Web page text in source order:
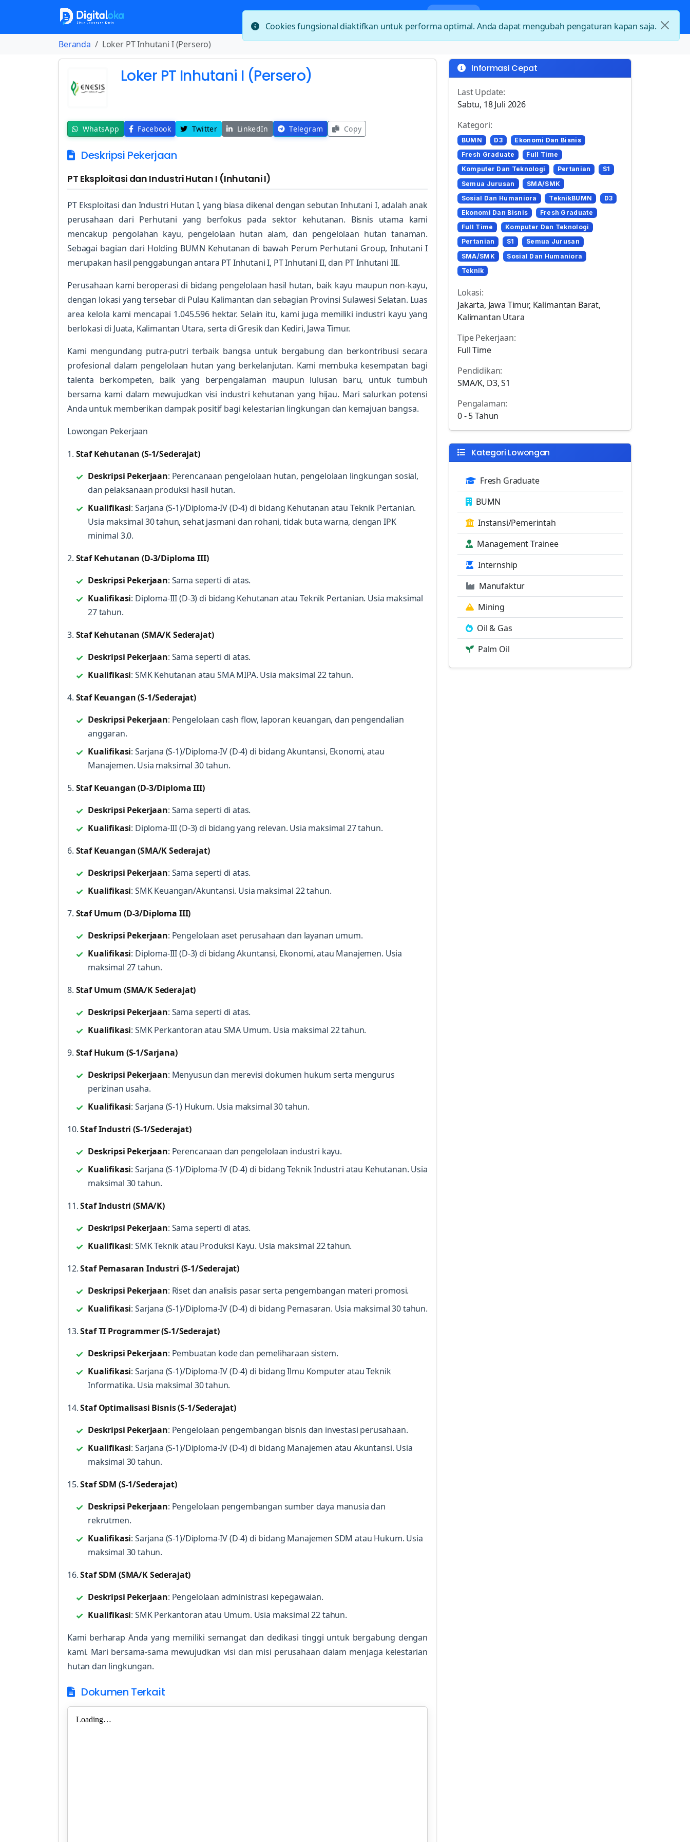
Beranda Loker PT Inhutani I (Persero)
Loker PT Inhutani I (Persero)
WhatsApp Facebook Twitter LinkedIn Telegram Copy
Deskripsi Pekerjaan
PT Eksploitasi dan Industri Hutan I (Inhutani I)
PT Eksploitasi dan Industri Hutan I, yang biasa dikenal dengan sebutan Inhutani I, adalah anak
perusahaan dari Perhutani yang berfokus pada sektor kehutanan. Bisnis utama kami
mencakup pengolahan kayu, pengelolaan hutan alam, dan pengelolaan hutan tanaman.
Sebagai bagian dari Holding BUMN Kehutanan di bawah Perum Perhutani Group, Inhutani I
merupakan hasil penggabungan antara PT Inhutani I, PT Inhutani II, dan PT Inhutani III.
Perusahaan kami beroperasi di bidang pengelolaan hasil hutan, baik kayu maupun non-kayu,
dengan lokasi yang tersebar di Pulau Kalimantan dan sebagian Provinsi Sulawesi Selatan. Luas
area kelola kami mencapai 1.045.596 hektar. Selain itu, kami juga memiliki industri kayu yang
berlokasi di Juata, Kalimantan Utara, serta di Gresik dan Kediri, Jawa Timur.
Kami mengundang putra-putri terbaik bangsa untuk bergabung dan berkontribusi secara
profesional dalam pengelolaan hutan yang berkelanjutan. Kami membuka kesempatan bagi
talenta berkompeten, baik yang berpengalaman maupun lulusan baru, untuk tumbuh
bersama kami dalam mewujudkan visi industri kehutanan yang hijau. Mari salurkan potensi
Anda untuk memberikan dampak positif bagi kelestarian lingkungan dan kemajuan bangsa.
Lowongan Pekerjaan
1. Staf Kehutanan (S-1/Sederajat)
Deskripsi Pekerjaan: Perencanaan pengelolaan hutan, pengelolaan lingkungan sosial,
dan pelaksanaan produksi hasil hutan.
Kualifikasi: Sarjana (S-1)/Diploma-IV (D-4) di bidang Kehutanan atau Teknik Pertanian.
Usia maksimal 30 tahun, sehat jasmani dan rohani, tidak buta warna, dengan IPK
minimal 3.0.
2. Staf Kehutanan (D-3/Diploma III)
Deskripsi Pekerjaan: Sama seperti di atas.
Kualifikasi: Diploma-III (D-3) di bidang Kehutanan atau Teknik Pertanian. Usia maksimal
27 tahun.
3. Staf Kehutanan (SMA/K Sederajat)
Deskripsi Pekerjaan: Sama seperti di atas.
Kualifikasi: SMK Kehutanan atau SMA MIPA. Usia maksimal 22 tahun.
4. Staf Keuangan (S-1/Sederajat)
Deskripsi Pekerjaan: Pengelolaan cash flow, laporan keuangan, dan pengendalian
anggaran.
Kualifikasi: Sarjana (S-1)/Diploma-IV (D-4) di bidang Akuntansi, Ekonomi, atau
Manajemen. Usia maksimal 30 tahun.
5. Staf Keuangan (D-3/Diploma III)
Deskripsi Pekerjaan: Sama seperti di atas.
Kualifikasi: Diploma-III (D-3) di bidang yang relevan. Usia maksimal 27 tahun.
6. Staf Keuangan (SMA/K Sederajat)
Deskripsi Pekerjaan: Sama seperti di atas.
Kualifikasi: SMK Keuangan/Akuntansi. Usia maksimal 22 tahun.
7. Staf Umum (D-3/Diploma III)
Deskripsi Pekerjaan: Pengelolaan aset perusahaan dan layanan umum.
Kualifikasi: Diploma-III (D-3) di bidang Akuntansi, Ekonomi, atau Manajemen. Usia
maksimal 27 tahun.
8. Staf Umum (SMA/K Sederajat)
Deskripsi Pekerjaan: Sama seperti di atas.
Kualifikasi: SMK Perkantoran atau SMA Umum. Usia maksimal 22 tahun.
9. Staf Hukum (S-1/Sarjana)
Deskripsi Pekerjaan: Menyusun dan merevisi dokumen hukum serta mengurus
perizinan usaha.
Kualifikasi: Sarjana (S-1) Hukum. Usia maksimal 30 tahun.
10.Staf Industri (S-1/Sederajat)
Deskripsi Pekerjaan: Perencanaan dan pengelolaan industri kayu.
Kualifikasi: Sarjana (S-1)/Diploma-IV (D-4) di bidang Teknik Industri atau Kehutanan. Usia
maksimal 30 tahun.
11.Staf Industri (SMA/K)
Deskripsi Pekerjaan: Sama seperti di atas.
Kualifikasi: SMK Teknik atau Produksi Kayu. Usia maksimal 22 tahun.
12.Staf Pemasaran Industri (S-1/Sederajat)
Deskripsi Pekerjaan: Riset dan analisis pasar serta pengembangan materi promosi.
Kualifikasi: Sarjana (S-1)/Diploma-IV (D-4) di bidang Pemasaran. Usia maksimal 30 tahun.
13.Staf TI Programmer (S-1/Sederajat)
Deskripsi Pekerjaan: Pembuatan kode dan pemeliharaan sistem.
Kualifikasi: Sarjana (S-1)/Diploma-IV (D-4) di bidang Ilmu Komputer atau Teknik
Informatika. Usia maksimal 30 tahun.
14.Staf Optimalisasi Bisnis (S-1/Sederajat)
Deskripsi Pekerjaan: Pengelolaan pengembangan bisnis dan investasi perusahaan.
Kualifikasi: Sarjana (S-1)/Diploma-IV (D-4) di bidang Manajemen atau Akuntansi. Usia
maksimal 30 tahun.
15.Staf SDM (S-1/Sederajat)
Deskripsi Pekerjaan: Pengelolaan pengembangan sumber daya manusia dan
rekrutmen.
Kualifikasi: Sarjana (S-1)/Diploma-IV (D-4) di bidang Manajemen SDM atau Hukum. Usia
maksimal 30 tahun.
16.Staf SDM (SMA/K Sederajat)
Deskripsi Pekerjaan: Pengelolaan administrasi kepegawaian.
Kualifikasi: SMK Perkantoran atau Umum. Usia maksimal 22 tahun.
Kami berharap Anda yang memiliki semangat dan dedikasi tinggi untuk bergabung dengan
kami. Mari bersama-sama mewujudkan visi dan misi perusahaan dalam menjaga kelestarian
hutan dan lingkungan.
Dokumen Terkait
Informasi Cepat
Last Update:
Sabtu, 18 Juli 2026
Kategori:
BUMN D3
Ekonomi Dan Bisnis
Fresh Graduate
Full Time
Komputer Dan Teknologi
Pertanian
S1
Semua Jurusan
SMA/SMK
Sosial Dan Humaniora
TeknikBUMN
D3
Ekonomi Dan Bisnis
Fresh Graduate
Full Time
Komputer Dan Teknologi
Pertanian
S1
Semua Jurusan
SMA/SMK
Sosial Dan Humaniora
Teknik
Lokasi:
Jakarta, Jawa Timur, Kalimantan Barat,
Kalimantan Utara
Tipe Pekerjaan:
Full Time
Pendidikan:
SMA/K, D3, S1
Pengalaman:
0 - 5 Tahun
Kategori Lowongan
Fresh Graduate
BUMN
Instansi/Pemerintah
Management Trainee
Internship
Manufaktur
Mining
Oil & Gas
Palm Oil
Cookies fungsional diaktifkan untuk performa optimal. Anda dapat mengubah pengaturan kapan saja.